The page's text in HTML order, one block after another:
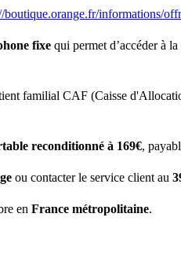
boutique.orange.fr/informations/
fixe qui permet d’accéder à
familial CAF (Caisse
reconditionné à 169€,
ou contacter le service client au
en France métropolitaine.